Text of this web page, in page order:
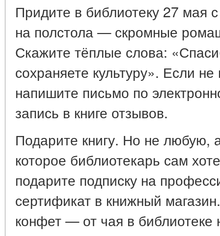
Придите в библиотеку 27 мая
на полстола — скромные
Скажите тёплые слова:
сохраняете культуру». Если
напишите письмо по
запись в книге отзывов.
Подарите книгу. Но не любую,
которое библиотекарь сам
подарите подписку на
сертификат в книжный
конфет — от чая в библиотеке